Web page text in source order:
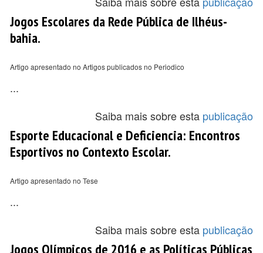
Jogos Escolares da Rede Pública de Ilhéus-
bahia.
Artigo apresentado no Artigos publicados no Periodico
...
Saiba mais sobre esta publicação
Esporte Educacional e Deficiencia: Encontros
Esportivos no Contexto Escolar.
Artigo apresentado no Tese
...
Saiba mais sobre esta publicação
Jogos Olímpicos de 2016 e as Políticas Públicas